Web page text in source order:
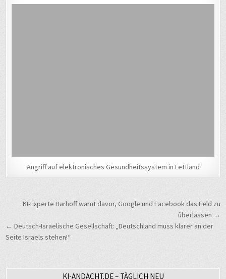
Angriff auf elektronisches Gesundheitssystem in Lettland
Beitragsnavigation
KI-Experte Harhoff warnt davor, Google und Facebook das Feld zu
überlassen →
← Deutsch-Israelische Gesellschaft: „Deutschland muss klarer an der
Seite Israels stehen!“
KI-ANDACHT.DE – TÄGLICH NEU